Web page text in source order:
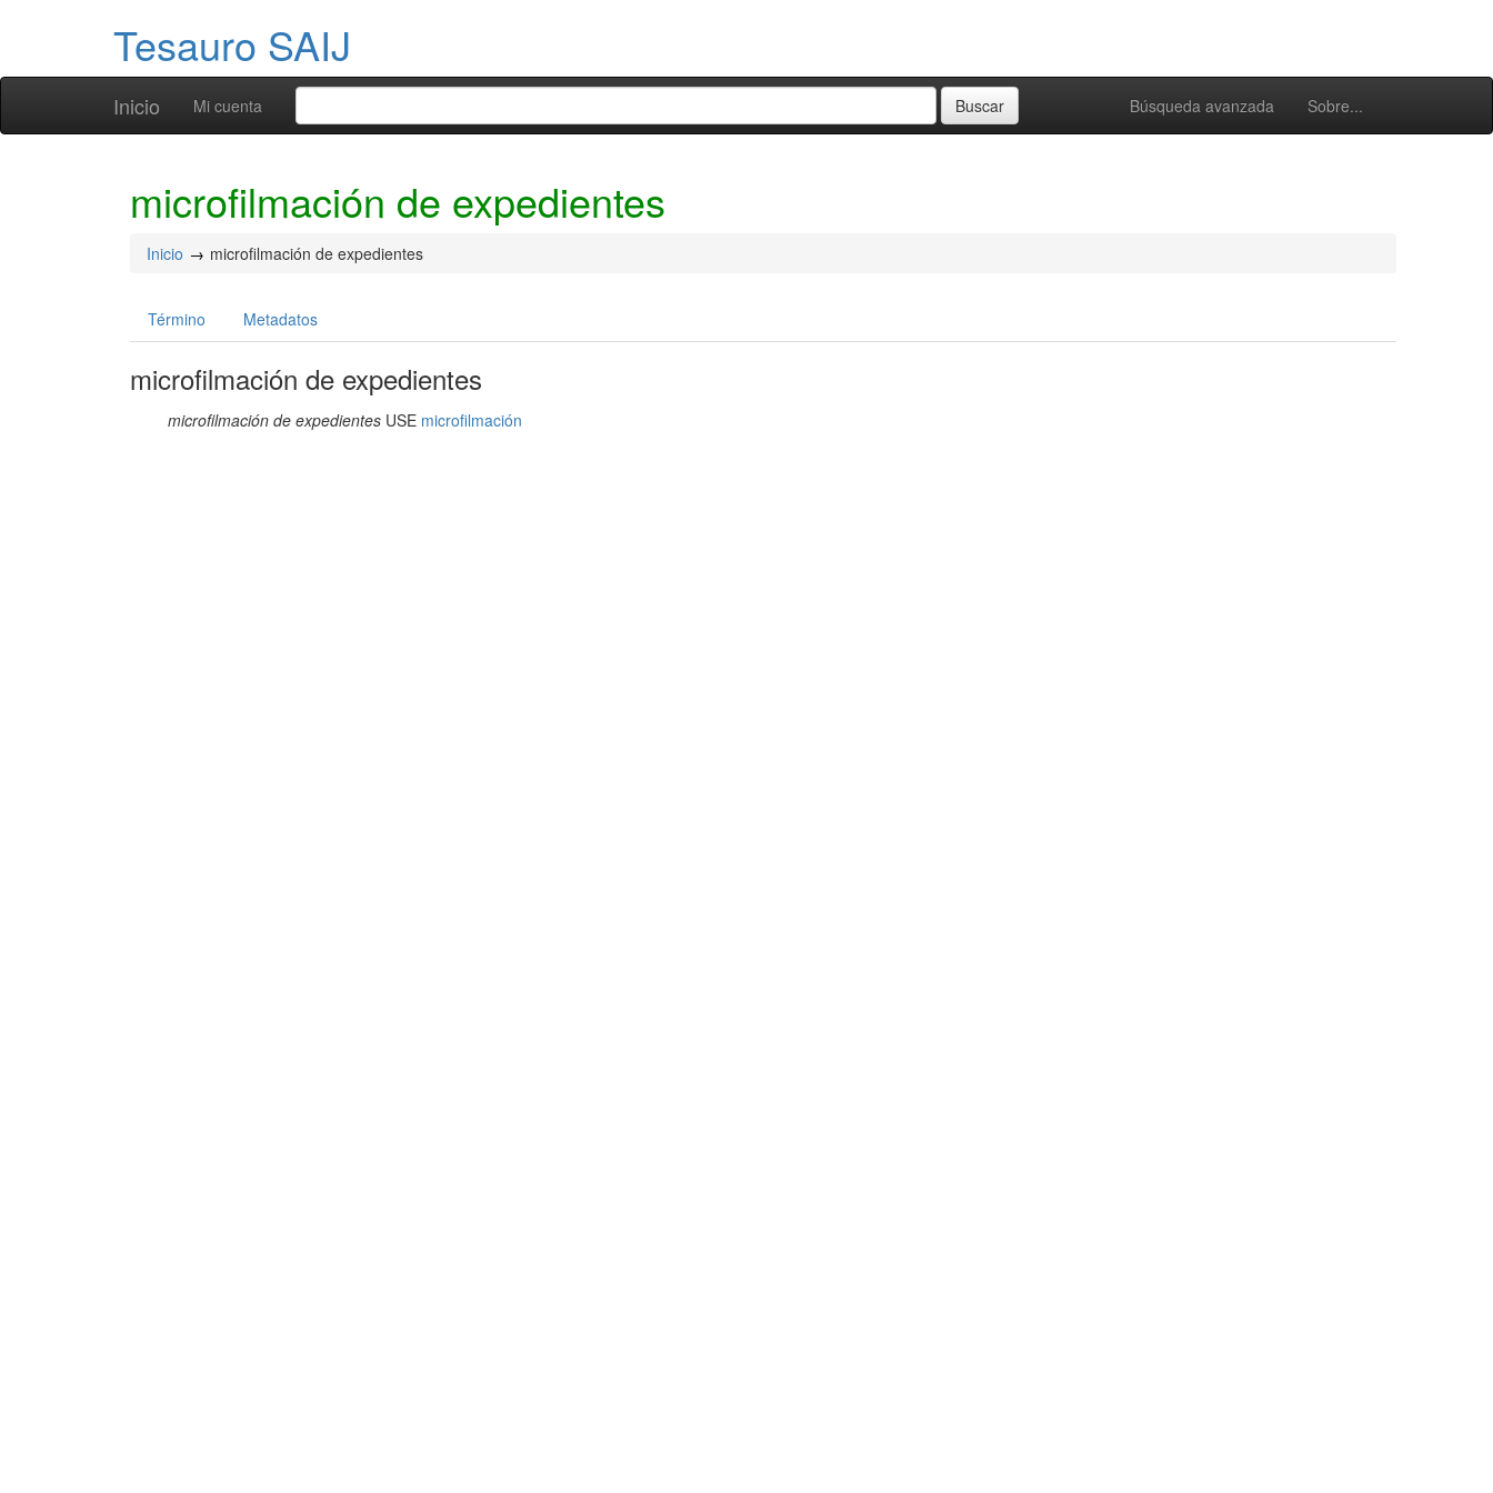
Tesauro SAIJ
Inicio Búsqueda avanzada Sobre...
Mi cuenta
microfilmación de expedientes
Inicio microfilmación de expedientes
Término Metadatos
microfilmación de expedientes
microfilmación de expedientes USE microfilmación